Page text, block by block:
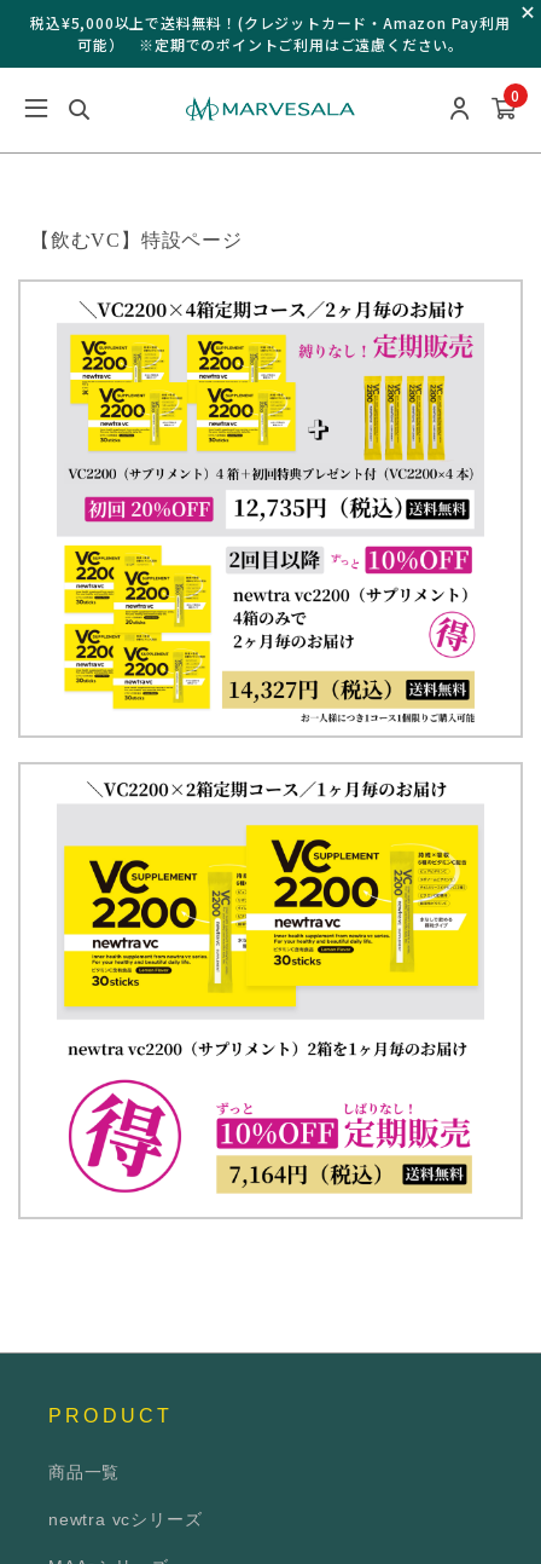
税込¥5,000以上で送料無料！(クレジットカード・Amazon Pay利用
可能） ※定期でのポイントご利用はご遠慮ください。
0
【飲むVC】特設ページ
PRODUCT
商品一覧
newtra vcシリーズ